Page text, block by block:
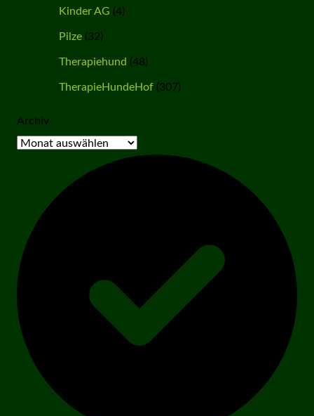
Kinder AG (4)
Pilze (32)
Therapiehund (48)
TherapieHundeHof (307)
Archiv